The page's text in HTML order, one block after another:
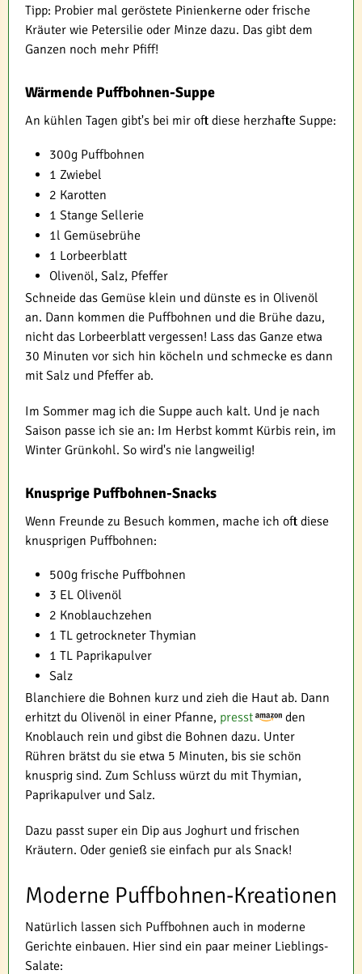
Tipp: Probier mal geröstete Pinienkerne oder frische
Kräuter wie Petersilie oder Minze dazu. Das gibt dem
Ganzen noch mehr Pfiff!
Wärmende Puffbohnen-Suppe
An kühlen Tagen gibt's bei mir oft diese herzhafte Suppe:
300g Puffbohnen
1 Zwiebel
2 Karotten
1 Stange Sellerie
1l Gemüsebrühe
1 Lorbeerblatt
Olivenöl, Salz, Pfeffer
Schneide das Gemüse klein und dünste es in Olivenöl
an. Dann kommen die Puffbohnen und die Brühe dazu,
nicht das Lorbeerblatt vergessen! Lass das Ganze etwa
30 Minuten vor sich hin köcheln und schmecke es dann
mit Salz und Pfeffer ab.
Im Sommer mag ich die Suppe auch kalt. Und je nach
Saison passe ich sie an: Im Herbst kommt Kürbis rein, im
Winter Grünkohl. So wird's nie langweilig!
Knusprige Puffbohnen-Snacks
Wenn Freunde zu Besuch kommen, mache ich oft diese
knusprigen Puffbohnen:
500g frische Puffbohnen
3 EL Olivenöl
2 Knoblauchzehen
1 TL getrockneter Thymian
1 TL Paprikapulver
Salz
Blanchiere die Bohnen kurz und zieh die Haut ab. Dann
erhitzt du Olivenöl in einer Pfanne, presst
den
Knoblauch rein und gibst die Bohnen dazu. Unter
Rühren brätst du sie etwa 5 Minuten, bis sie schön
knusprig sind. Zum Schluss würzt du mit Thymian,
Paprikapulver und Salz.
Dazu passt super ein Dip aus Joghurt und frischen
Kräutern. Oder genieß sie einfach pur als Snack!
Moderne Puffbohnen-Kreationen
Natürlich lassen sich Puffbohnen auch in moderne
Gerichte einbauen. Hier sind ein paar meiner Lieblings-
Salate: